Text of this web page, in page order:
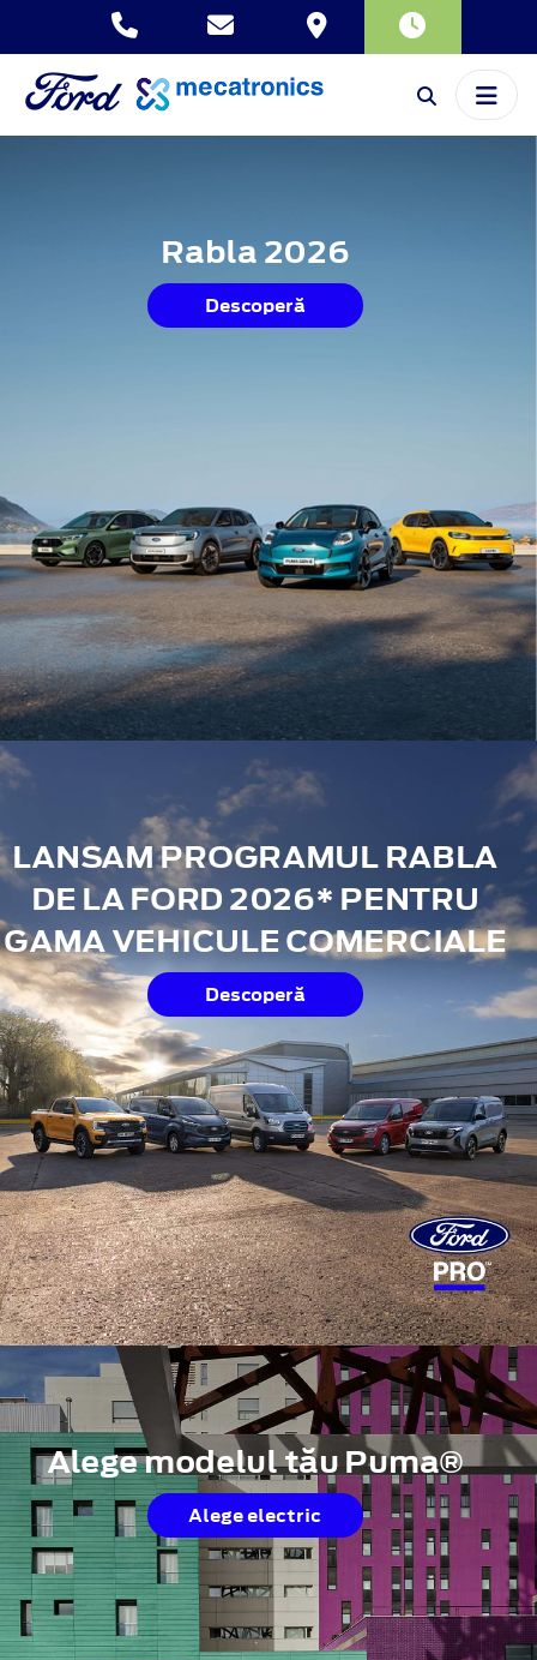
Rabla 2026
Descoperă
LANSAM PROGRAMUL RABLA
DE LA FORD 2026* PENTRU
GAMA VEHICULE COMERCIALE
Descoperă
Alege modelul tău Puma®
Alege electric